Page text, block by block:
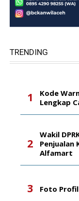
TRENDING
Kode
Lengkap
Wakil
Penjualan
Alfamart
Foto